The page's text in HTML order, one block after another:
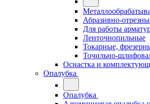
Абразивно-
Для работы
Ленточнопильные
Токарные,
Точильно-
Оснастка и
Опалубка
Опалубка